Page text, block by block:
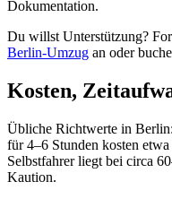
Dokumentation.
Du willst Unterstützung?
Berlin‑Umzug an oder
Kosten,
Übliche Richtwerte in
für 4–6 Stunden kosten
Selbstfahrer liegt bei circa
Kaution.